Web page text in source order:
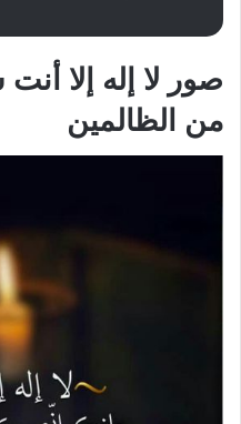
صور لا إله إلا
من الظالمين